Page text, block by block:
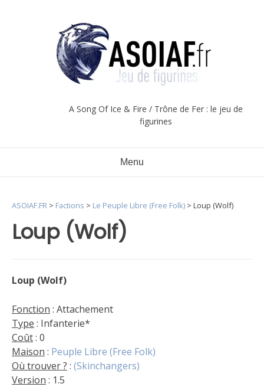
A Song Of Ice & Fire / Trône de Fer : le jeu de
figurines
Menu
Loup (Wolf)
ASOIAF.FR > Factions > Le Peuple Libre (Free Folk) > Loup (Wolf)
Loup (Wolf)
Fonction : Attachement
Type : Infanterie*
Coût: 0
Maison : Peuple Libre (Free Folk)
Où trouver ? : (Skinchangers)
Version : 1.5